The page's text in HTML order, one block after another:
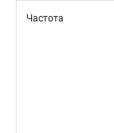
Частота